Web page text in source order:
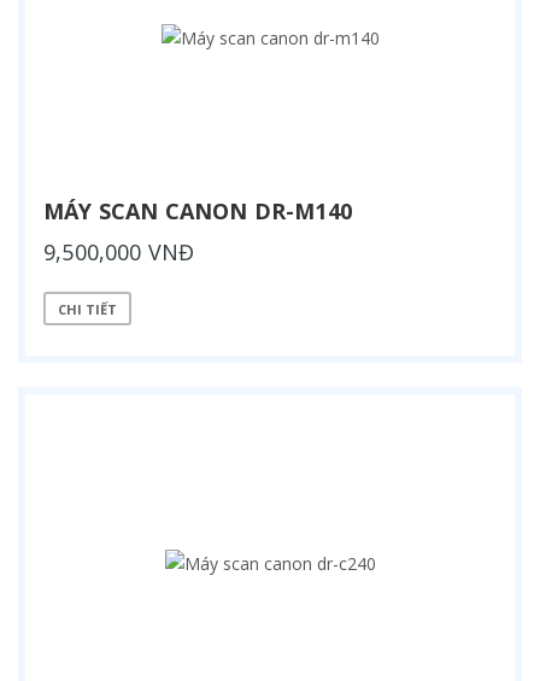
MÁY SCAN CANON DR-M140
9,500,000 VNĐ
CHI TIẾT